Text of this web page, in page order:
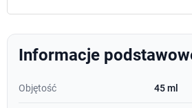
Informacje
Objętość 45 ml